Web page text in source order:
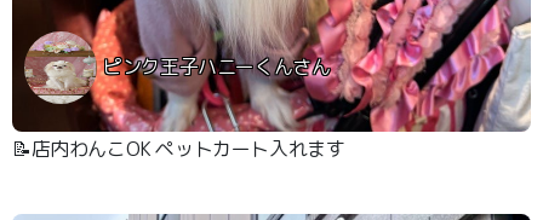
ピンク王子ハニーくんさん
📝店内わんこOK ペットカート入れます